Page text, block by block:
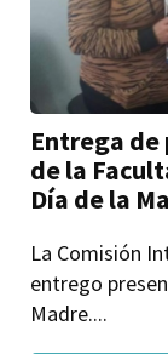
Entrega de
de la
Día de la
La Comisión
entrego
Madre....